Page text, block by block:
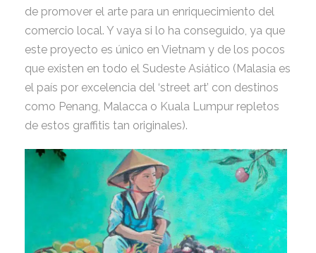
de promover el arte para un enriquecimiento del
comercio local. Y vaya si lo ha conseguido, ya que
este proyecto es único en Vietnam y de los pocos
que existen en todo el Sudeste Asiático (Malasia es
el país por excelencia del ‘street art’ con destinos
como Penang, Malacca o Kuala Lumpur repletos
de estos graffitis tan originales).